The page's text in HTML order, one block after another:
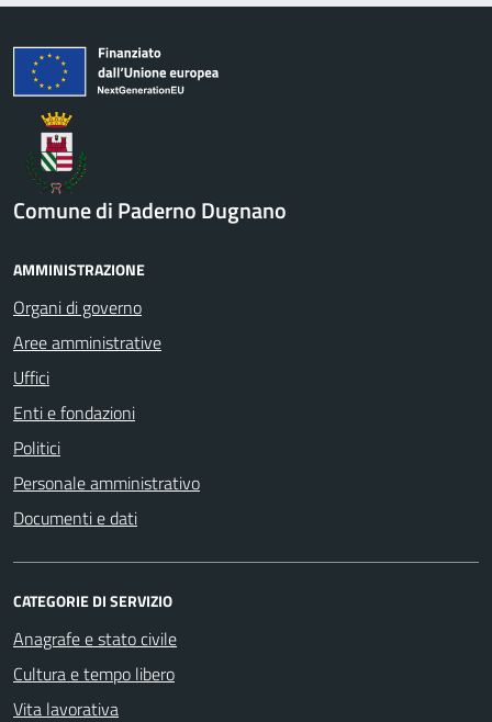
Comune di Paderno Dugnano
AMMINISTRAZIONE
Organi di governo
Aree amministrative
Uffici
Enti e fondazioni
Politici
Personale amministrativo
Documenti e dati
CATEGORIE DI SERVIZIO
Anagrafe e stato civile
Cultura e tempo libero
Vita lavorativa